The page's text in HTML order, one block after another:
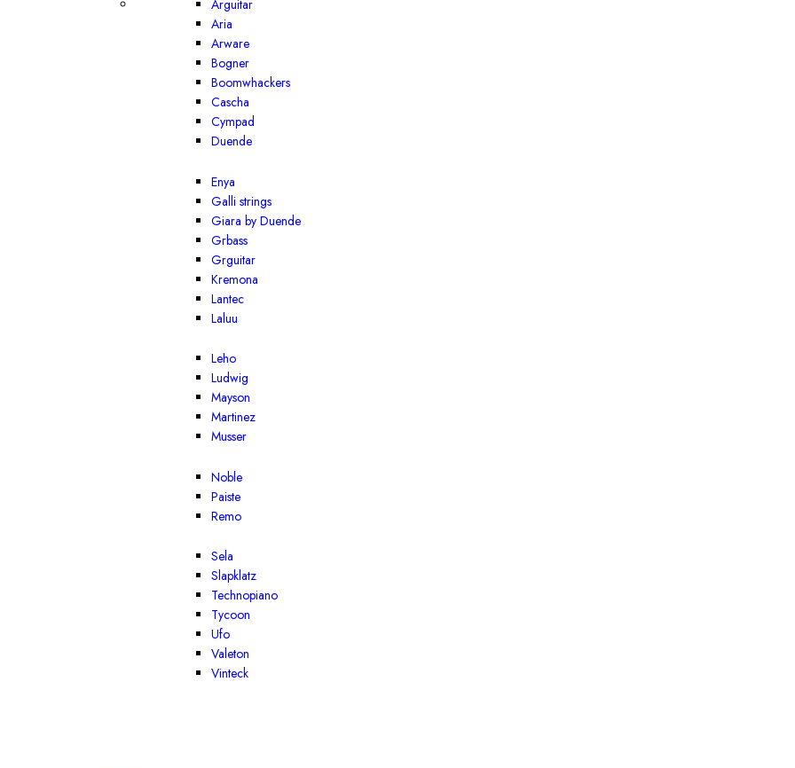
Arguitar
Aria
Arware
Bogner
Boomwhackers
Cascha
Cympad
Duende
Enya
Galli strings
Giara by Duende
Grbass
Grguitar
Kremona
Lantec
Laluu
Leho
Ludwig
Mayson
Martinez
Musser
Noble
Paiste
Remo
Sela
Slapklatz
Technopiano
Tycoon
Ufo
Valeton
Vinteck